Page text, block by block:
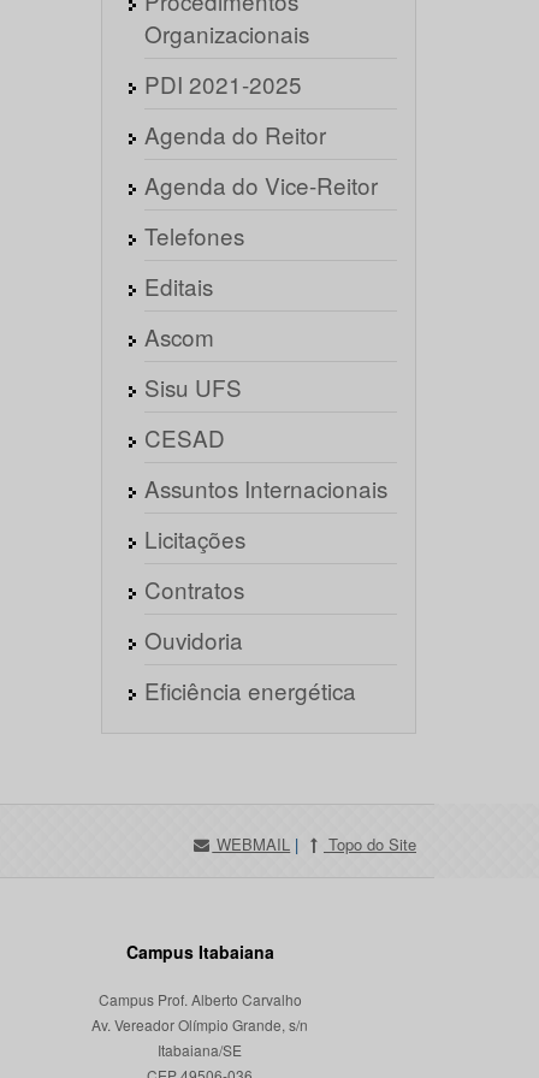
Organizacionais
PDI 2021-2025
Agenda do Reitor
Agenda do Vice-Reitor
Telefones
Editais
Ascom
Sisu UFS
CESAD
Assuntos Internacionais
Licitações
Contratos
Ouvidoria
Eficiência energética
WEBMAIL | Topo do Site
Campus Itabaiana
Campus Prof. Alberto Carvalho
Av. Vereador Olímpio Grande, s/n
Itabaiana/SE